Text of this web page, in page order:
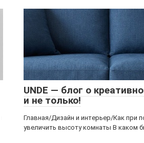
UNDE — блог о
и не только!
Главная/Дизайн и интерьер/Как при
увеличить высоту комнаты В каком